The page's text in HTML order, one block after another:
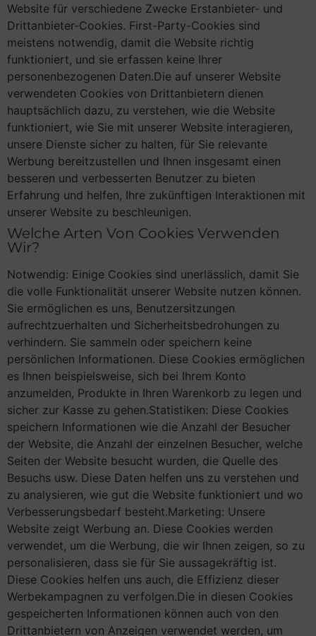
Website für verschiedene Zwecke Erstanbieter- und
Drittanbieter-Cookies. First-Party-Cookies sind
meistens notwendig, damit die Website richtig
funktioniert, und sie erfassen keine Ihrer
personenbezogenen Daten.Die auf unserer Website
verwendeten Cookies von Drittanbietern dienen
hauptsächlich dazu, zu verstehen, wie die Website
funktioniert, wie Sie mit unserer Website interagieren,
unsere Dienste sicher zu halten, für Sie relevante
Werbung bereitzustellen und Ihnen insgesamt einen
besseren und verbesserten Benutzer zu bieten
Erfahrung und helfen, Ihre zukünftigen Interaktionen mit
unserer Website zu beschleunigen.
Welche Arten Von Cookies Verwenden
Wir?
Notwendig: Einige Cookies sind unerlässlich, damit Sie
die volle Funktionalität unserer Website nutzen können.
Sie ermöglichen es uns, Benutzersitzungen
aufrechtzuerhalten und Sicherheitsbedrohungen zu
verhindern. Sie sammeln oder speichern keine
persönlichen Informationen. Diese Cookies ermöglichen
es Ihnen beispielsweise, sich bei Ihrem Konto
anzumelden, Produkte in Ihren Warenkorb zu legen und
sicher zur Kasse zu gehen.Statistiken: Diese Cookies
speichern Informationen wie die Anzahl der Besucher
der Website, die Anzahl der einzelnen Besucher, welche
Seiten der Website besucht wurden, die Quelle des
Besuchs usw. Diese Daten helfen uns zu verstehen und
zu analysieren, wie gut die Website funktioniert und wo
Verbesserungsbedarf besteht.Marketing: Unsere
Website zeigt Werbung an. Diese Cookies werden
verwendet, um die Werbung, die wir Ihnen zeigen, so zu
personalisieren, dass sie für Sie aussagekräftig ist.
Diese Cookies helfen uns auch, die Effizienz dieser
Werbekampagnen zu verfolgen.Die in diesen Cookies
gespeicherten Informationen können auch von den
Drittanbietern von Anzeigen verwendet werden, um